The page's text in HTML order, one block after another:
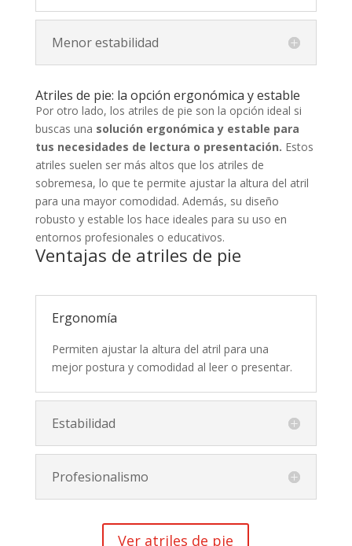
Menor estabilidad
Atriles de pie: la opción ergonómica y estable
Por otro lado, los atriles de pie son la opción ideal si
buscas una solución ergonómica y estable para
tus necesidades de lectura o presentación. Estos
atriles suelen ser más altos que los atriles de
sobremesa, lo que te permite ajustar la altura del atril
para una mayor comodidad. Además, su diseño
robusto y estable los hace ideales para su uso en
entornos profesionales o educativos.
Ventajas de atriles de pie
Ergonomía
Permiten ajustar la altura del atril para una
mejor postura y comodidad al leer o presentar.
Estabilidad
Profesionalismo
Ver atriles de pie